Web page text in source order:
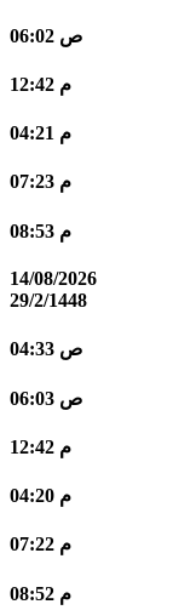
06:02 ص
12:42 م
04:21 م
07:23 م
08:53 م
14/08/2026
29/2/1448
04:33 ص
06:03 ص
12:42 م
04:20 م
07:22 م
08:52 م